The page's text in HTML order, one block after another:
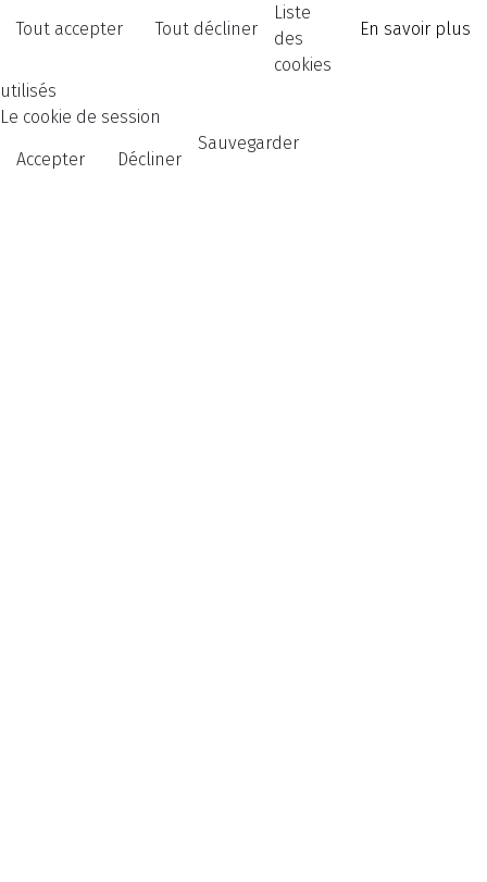
Tout accepter Tout décliner En savoir plus
Liste
des
cookies
utilisés
Le cookie de session
Accepter Décliner
Sauvegarder